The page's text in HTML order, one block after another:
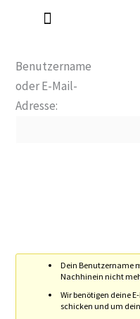
Benutzername
oder E-Mail-
Adresse:
Dein Benutzername
Nachhinein nicht
Wir benötigen deine
schicken und um